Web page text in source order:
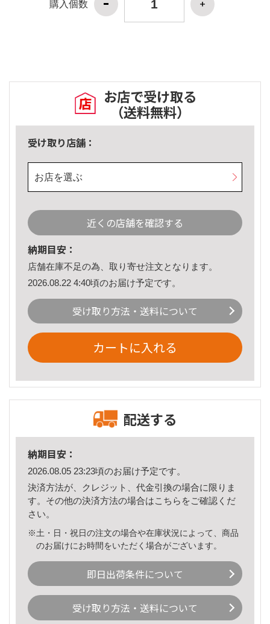
購入個数
お店で受け取る
（送料無料）
受け取り店舗：
お店を選ぶ
近くの店舗を確認する
納期目安：
店舗在庫不足の為、取り寄せ注文となります。
2026.08.22 4:40頃のお届け予定です。
受け取り方法・送料について
カートに入れる
配送する
納期目安：
2026.08.05 23:23頃のお届け予定です。
決済方法が、クレジット、代金引換の場合に限りま
す。その他の決済方法の場合はこちら をご確認くだ
さい。
※土・日・祝日の注文の場合や在庫状況によって、商品
のお届けにお時間をいただく場合がございます。
即日出荷条件について
受け取り方法・送料について